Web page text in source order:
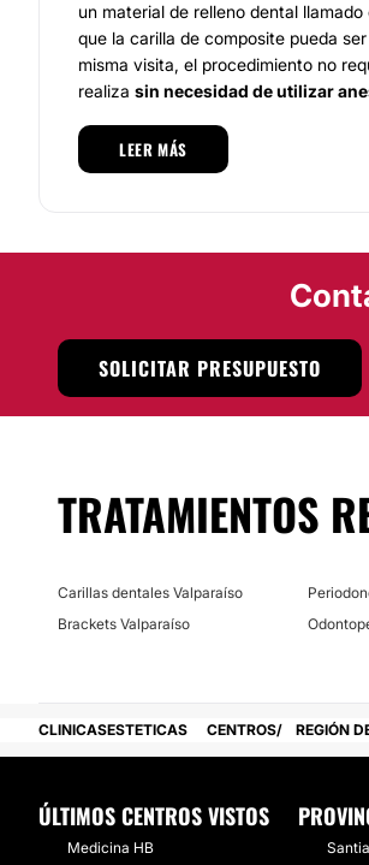
un material de relleno dental
que la carilla de composite pueda
misma visita, el procedimiento no
realiza sin necesidad de utilizar
Equipo
Clínica Dental Doctora Forno
comprometido con cada paciente.
salud buco-dentaria, se desarrollar
necesidades reconstituyentes y
Localización
Posibilidad de videoconsulta:
Financiación o facilidades de pago:
LEER MÁS
SOLICITAR PRESUPUESTO
TRATAMIENTOS
Carillas dentales Valparaíso
Brackets Valparaíso
CLINICASESTETICAS CENTROS REGIÓN
ÚLTIMOS CENTROS VISTOS
Medicina HB